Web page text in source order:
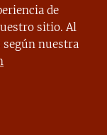
sin de
sitio. Al
según nuestra